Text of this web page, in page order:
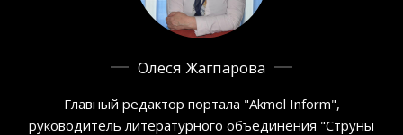
Олеся Жагпарова
Главный редактор портала "Akmol Inform",
руководитель литературного объединения "Струны